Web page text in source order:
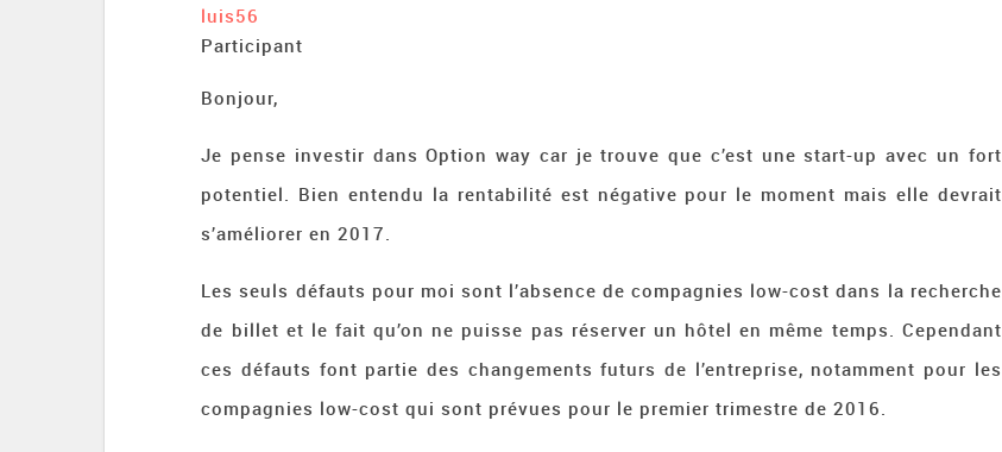
luis56
Participant
Bonjour,
Je pense investir dans Option way car je trouve que c’est une start-up avec un fort
potentiel. Bien entendu la rentabilité est négative pour le moment mais elle devrait
s’améliorer en 2017.
Les seuls défauts pour moi sont l’absence de compagnies low-cost dans la recherche
de billet et le fait qu’on ne puisse pas réserver un hôtel en même temps. Cependant
ces défauts font partie des changements futurs de l’entreprise, notamment pour les
compagnies low-cost qui sont prévues pour le premier trimestre de 2016.